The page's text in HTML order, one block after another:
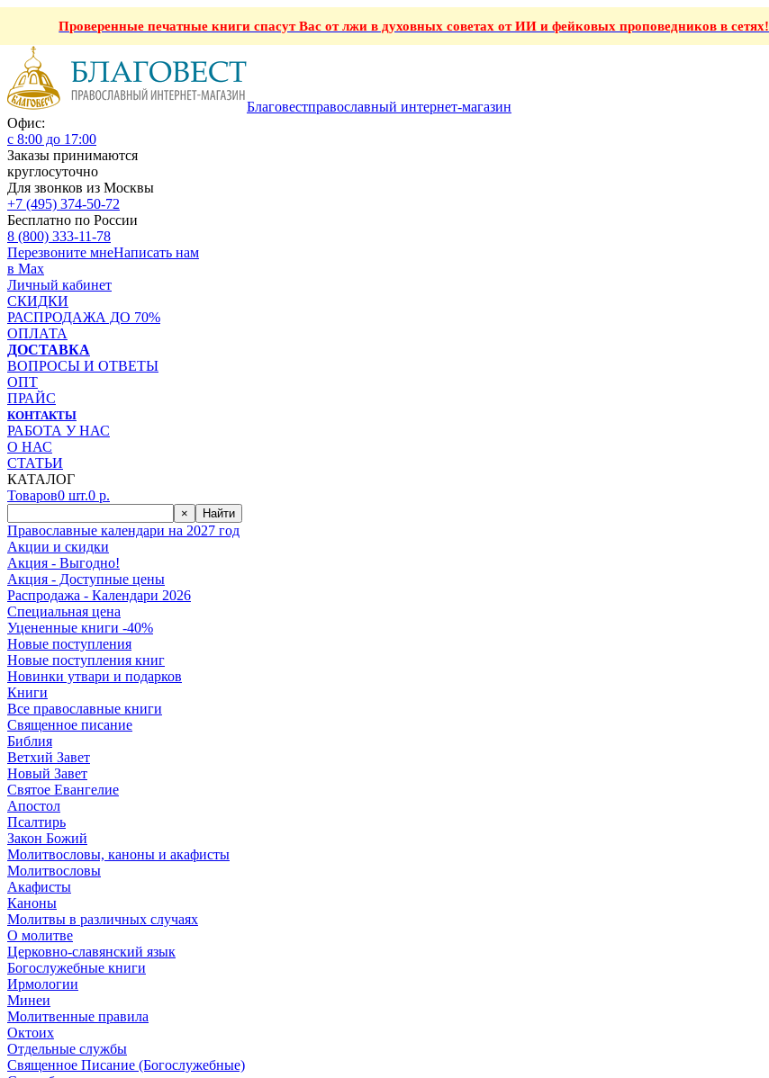
Проверенные печатные книги спасут Вас от лжи в духовных советах от ИИ и фейковых проповедников в сетях!
Благовестправославный интернет-магазин
Офис:
с 8:00 до 17:00
Заказы принимаются
круглосуточно
Для звонков из Москвы
+7 (495) 374-50-72
Бесплатно по России
8 (800) 333-11-78
Перезвоните мнеНаписать нам
в Max
Личный кабинет
СКИДКИ
РАСПРОДАЖА ДО 70%
ОПЛАТА
ДОСТАВКА
ВОПРОСЫ И ОТВЕТЫ
ОПТ
ПРАЙС
КОНТАКТЫ
РАБОТА У НАС
О НАС
СТАТЬИ
КАТАЛОГ
Товаров0 шт.0 р.
× Найти
Православные календари на 2027 год
Акции и скидки
Акция - Выгодно!
Акция - Доступные цены
Распродажа - Календари 2026
Специальная цена
Уцененные книги -40%
Новые поступления
Новые поступления книг
Новинки утвари и подарков
Книги
Все православные книги
Священное писание
Библия
Ветхий Завет
Новый Завет
Святое Евангелие
Апостол
Псалтирь
Закон Божий
Молитвословы, каноны и акафисты
Молитвословы
Акафисты
Каноны
Молитвы в различных случаях
О молитве
Церковно-славянский язык
Богослужебные книги
Ирмологии
Минеи
Молитвенные правила
Октоих
Отдельные службы
Священное Писание (Богослужебные)